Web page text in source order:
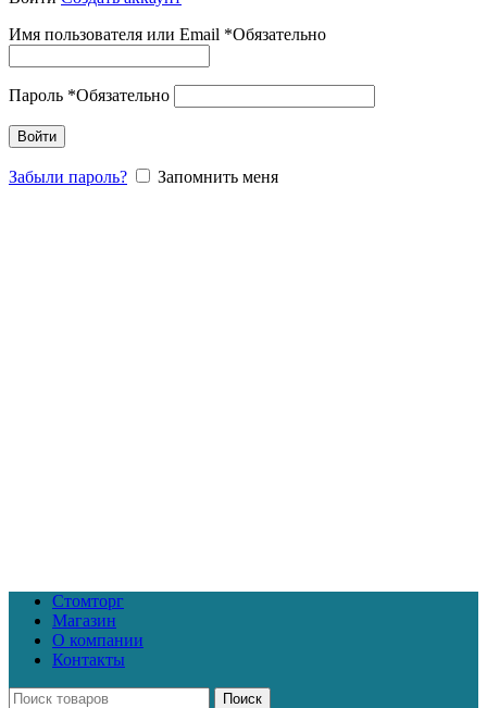
Имя пользователя или Email *Обязательно
Пароль *Обязательно
Войти
Забыли пароль? Запомнить меня
Стомторг
Магазин
О компании
Контакты
Поиск